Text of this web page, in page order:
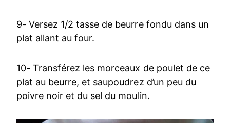
9- Versez 1/2 tasse de beurre fondu dans un
plat allant au four.
10- Transférez les morceaux de poulet de ce
plat au beurre, et saupoudrez d’un peu du
poivre noir et du sel du moulin.